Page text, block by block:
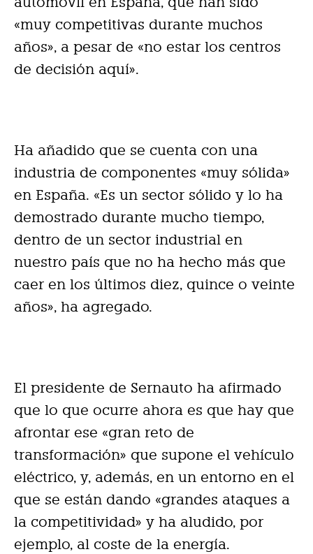
«muy competitivas durante muchos
años», a pesar de «no estar los centros
de decisión aquí».
Ha añadido que se cuenta con una
industria de componentes «muy sólida»
en España. «Es un sector sólido y lo ha
demostrado durante mucho tiempo,
dentro de un sector industrial en
nuestro país que no ha hecho más que
caer en los últimos diez, quince o veinte
años», ha agregado.
El presidente de Sernauto ha afirmado
que lo que ocurre ahora es que hay que
afrontar ese «gran reto de
transformación» que supone el vehículo
eléctrico, y, además, en un entorno en el
que se están dando «grandes ataques a
la competitividad» y ha aludido, por
ejemplo, al coste de la energía.